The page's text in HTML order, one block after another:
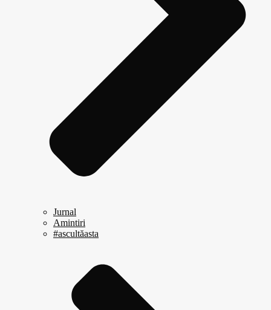
Jurnal
Amintiri
#ascultăasta